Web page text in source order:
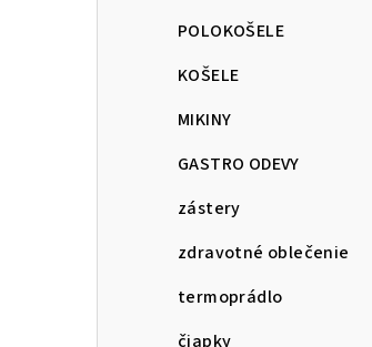
POLOKOŠELE
KOŠELE
MIKINY
GASTRO ODEVY
zástery
zdravotné oblečenie
termoprádlo
čiapky